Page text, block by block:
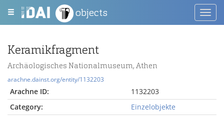
objects
Keramikfragment
Archäologisches Nationalmuseum, Athen
arachne.dainst.org/entity/1132203
Arachne ID:
1132203
Category:
Einzelobjekte